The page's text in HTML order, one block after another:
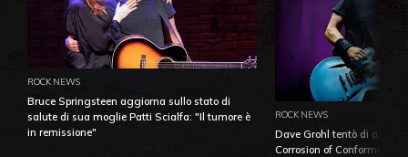
ROCK NEWS
Bruce Springsteen aggiorna sullo stato di
salute di sua moglie Patti Scialfa: "Il tumore è
in remissione"
ROCK NEWS
Dave Grohl tentò di
Corrosion of Conformity